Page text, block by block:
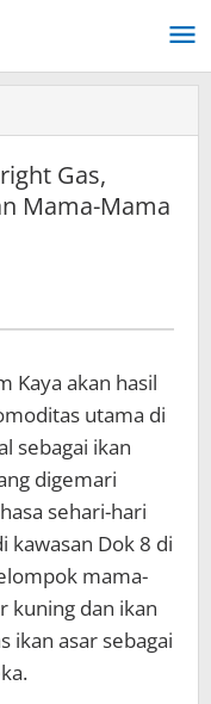
Gas,
Mama-Mama
Kaya akan hasil
utama di
sebagai ikan
digemari
sehari-hari
kawasan Dok 8 di
mama-
kuning dan ikan
ikan asar sebagai